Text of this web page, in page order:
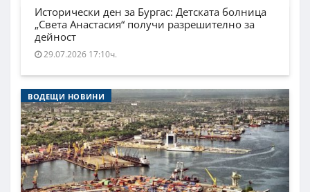
Исторически ден за Бургас: Детската болница
„Света Анастасия“ получи разрешително за
дейност
29.07.2026 17:10ч.
ВОДЕЩИ НОВИНИ